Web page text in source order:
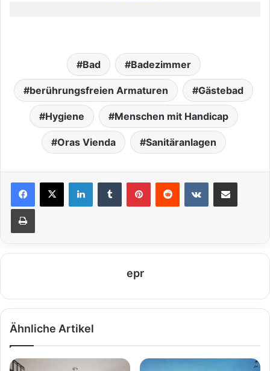
Bad Badezimmer
berührungsfreien Armaturen Gästebad
Hygiene Menschen mit Handicap
Oras Vienda Sanitäranlagen
epr
Ähnliche Artikel